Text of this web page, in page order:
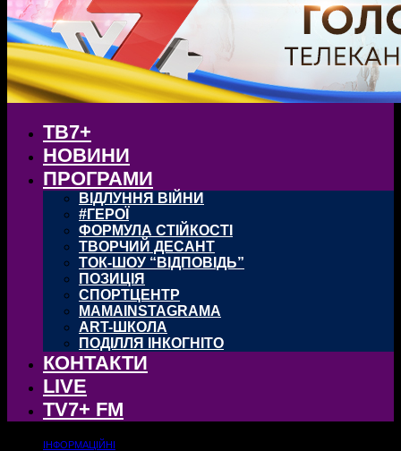
ТВ7+
НОВИНИ
ПРОГРАМИ
ВІДЛУННЯ ВІЙНИ
#ГЕРОЇ
ФОРМУЛА СТІЙКОСТІ
ТВОРЧИЙ ДЕСАНТ
ТОК-ШОУ “ВІДПОВІДЬ”
ПОЗИЦІЯ
СПОРТЦЕНТР
MAMAINSTAGRAMA
ART-ШКОЛА
ПОДІЛЛЯ ІНКОГНІТО
КОНТАКТИ
LIVE
TV7+ FM
ІНФОРМАЦІЙНІ